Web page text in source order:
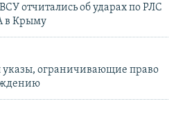
отчитались об ударах по РЛС
в Крыму
ограничивающие право